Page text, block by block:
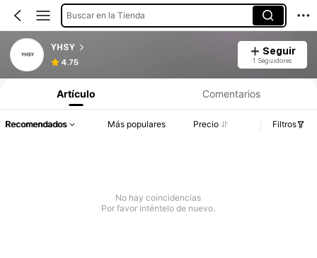
Buscar en la Tienda
YHSY
4.75
Seguir
1 Seguidores
Artículo Comentarios
Recomendados Más populares Precio Filtros
No hay coincidencias
Por favor inténtelo de nuevo.